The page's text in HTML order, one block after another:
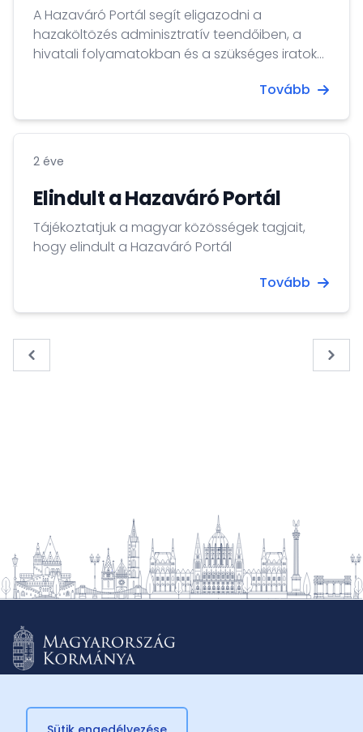
A Hazaváró Portál segít eligazodni a
hazaköltözés adminisztratív teendőiben, a
hivatali folyamatokban és a szükséges iratok
Tovább
2 éve
Elindult a Hazaváró Portál
Tájékoztatjuk a magyar közösségek tagjait,
hogy elindult a Hazaváró Portál
Tovább
« Previous Next